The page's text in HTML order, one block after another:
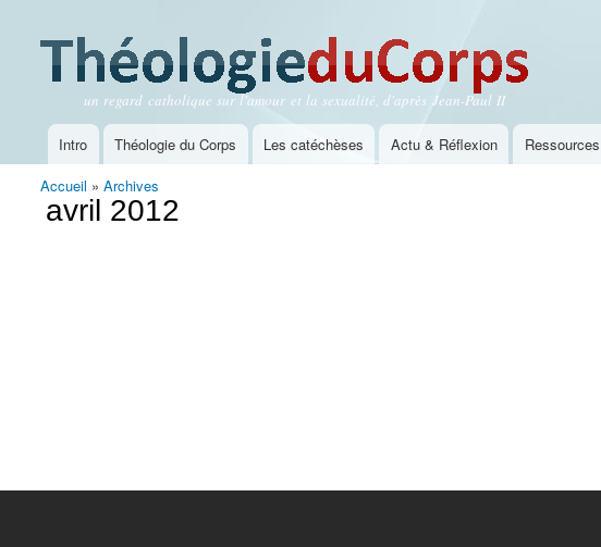
Théologie du Corps
un regard catholique sur l'amour et la sexualité, d'après Jean-Paul II
Menu principal
Intro Théologie du Corps Les catéchèses Actu & Réflexion Ressources
Vous êtes ici
Accueil » Archives
avril 2012